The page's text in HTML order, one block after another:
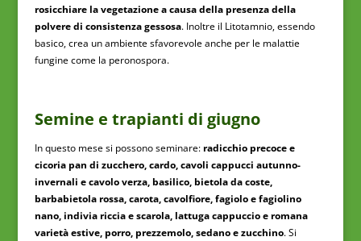
rosicchiare la vegetazione a causa della presenza della
polvere di consistenza gessosa. Inoltre il Litotamnio, essendo
basico, crea un ambiente sfavorevole anche per le malattie
fungine come la peronospora.
Semine e trapianti di giugno
In questo mese si possono seminare: radicchio precoce e
cicoria pan di zucchero, cardo, cavoli cappucci autunno-
invernali e cavolo verza, basilico, bietola da coste,
barbabietola rossa, carota, cavolfiore, fagiolo e fagiolino
nano, indivia riccia e scarola, lattuga cappuccio e romana
varietà estive, porro, prezzemolo, sedano e zucchino. Si